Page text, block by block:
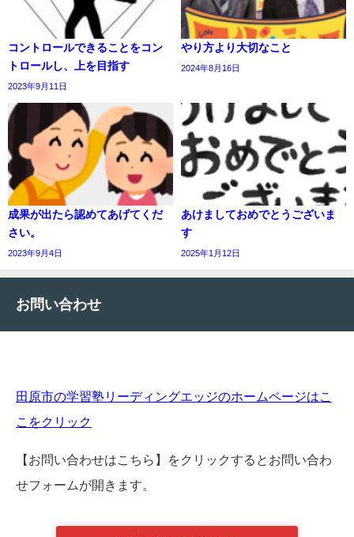
コントロールできることをコン
トロールし、上を目指す
2023年9月11日
やり方より大切なこと
2024年8月16日
成果が出たら認めてあげてくだ
さい。
2023年9月4日
あけましておめでとうございま
す
2025年1月12日
お問い合わせ
田原市の学習塾リーディングエッジのホームページはこ
こをクリック
【お問い合わせはこちら】をクリックするとお問い合わ
せフォームが開きます。